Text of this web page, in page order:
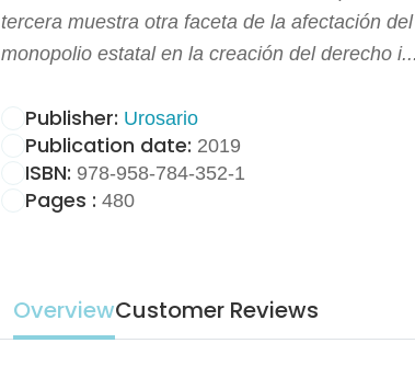
tercera muestra otra faceta de la afectación del
monopolio estatal en la creación del derecho i...
Publisher: Urosario
Publication date: 2019
ISBN: 978-958-784-352-1
Pages : 480
OverviewCustomer Reviews